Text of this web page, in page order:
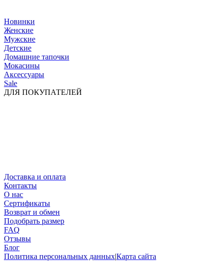
Новинки
Женские
Мужские
Детские
Домашние тапочки
Мокасины
Аксессуары
Sale
ДЛЯ ПОКУПАТЕЛЕЙ
Доставка и оплата
Контакты
О нас
Сертификаты
Возврат и обмен
Подобрать размер
FAQ
Отзывы
Блог
Политика персональных данных|Карта сайта